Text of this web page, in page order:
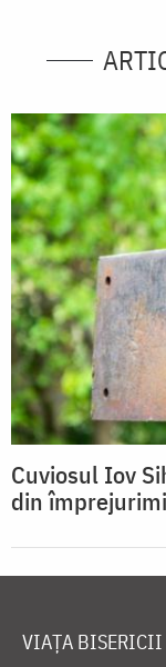
Cuviosul Iov
din
VIAȚA BISERICII